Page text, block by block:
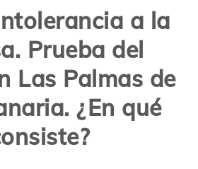
a la
Prueba del
Las Palmas de
¿En qué